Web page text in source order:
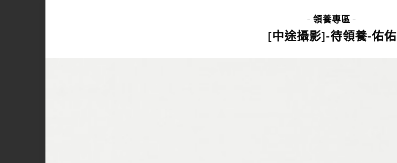
- 領養專區 -
[中途攝影]-待領養-佑佑